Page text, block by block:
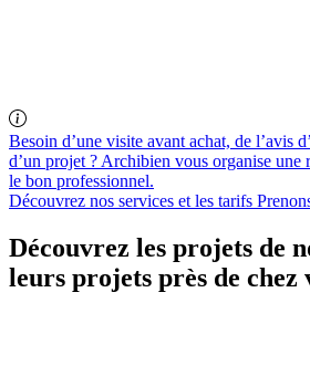
Besoin d’une visite avant achat, de l’avis
d’un projet ? Archibien vous organise une
le bon professionnel.
Découvrez nos services et les tarifs
Découvrez les projets de
leurs projets près de chez